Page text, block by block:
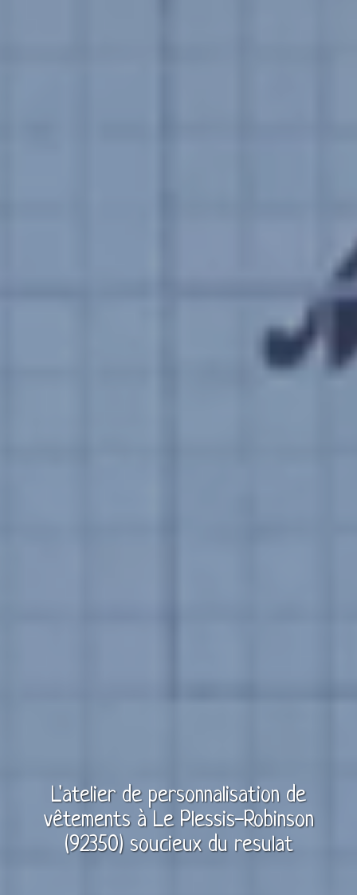
L'atelier de personnalisation de
vêtements à Le Plessis-Robinson
(92350)soucieux du resulat